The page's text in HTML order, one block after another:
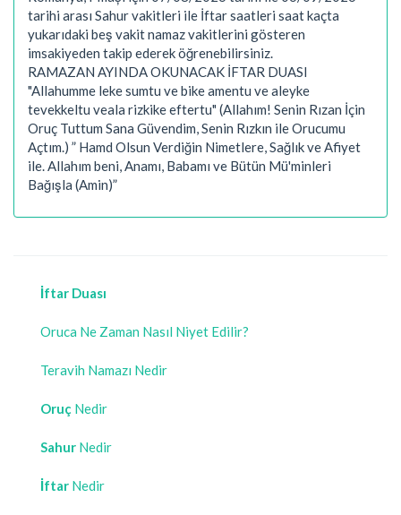
tarihi arası Sahur vakitleri ile İftar saatleri saat kaçta
yukarıdaki beş vakit namaz vakitlerini gösteren
imsakiyeden takip ederek öğrenebilirsiniz.
RAMAZAN AYINDA OKUNACAK İFTAR DUASI
"Allahumme leke sumtu ve bike amentu ve aleyke
tevekkeltu veala rizkike eftertu" (Allahım! Senin Rızan İçin
Oruç Tuttum Sana Güvendim, Senin Rızkın ile Orucumu
Açtım.) ” Hamd Olsun Verdiğin Nimetlere, Sağlık ve Afiyet
ile. Allahım beni, Anamı, Babamı ve Bütün Mü'minleri
Bağışla (Amin)”
İftar Duası
Oruca Ne Zaman Nasıl Niyet Edilir?
Teravih Namazı Nedir
Oruç Nedir
Sahur Nedir
İftar Nedir